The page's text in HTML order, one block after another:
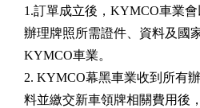
1.訂單成立後，KYMCO車業
辦理牌照所需證件、資料及國
KYMCO車業。
2. KYMCO幕黑車業收到所有
料並繳交新車領牌相關費用後